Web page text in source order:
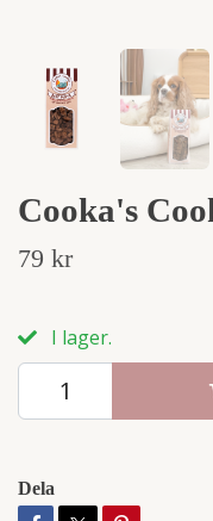
Cooka's
79 kr
I lager.
Dela